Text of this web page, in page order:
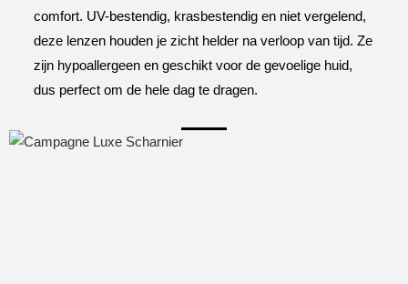
comfort. UV-bestendig, krasbestendig en niet vergelend,
deze lenzen houden je zicht helder na verloop van tijd. Ze
zijn hypoallergeen en geschikt voor de gevoelige huid,
dus perfect om de hele dag te dragen.